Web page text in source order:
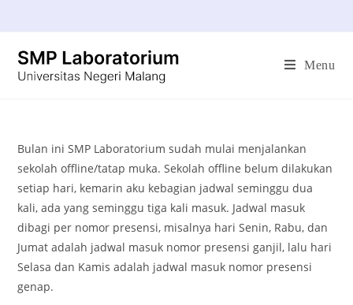
Menu
Bulan ini SMP Laboratorium sudah mulai menjalankan
sekolah offline/tatap muka. Sekolah offline belum dilakukan
setiap hari, kemarin aku kebagian jadwal seminggu dua
kali, ada yang seminggu tiga kali masuk. Jadwal masuk
dibagi per nomor presensi, misalnya hari Senin, Rabu, dan
Jumat adalah jadwal masuk nomor presensi ganjil, lalu hari
Selasa dan Kamis adalah jadwal masuk nomor presensi
genap.